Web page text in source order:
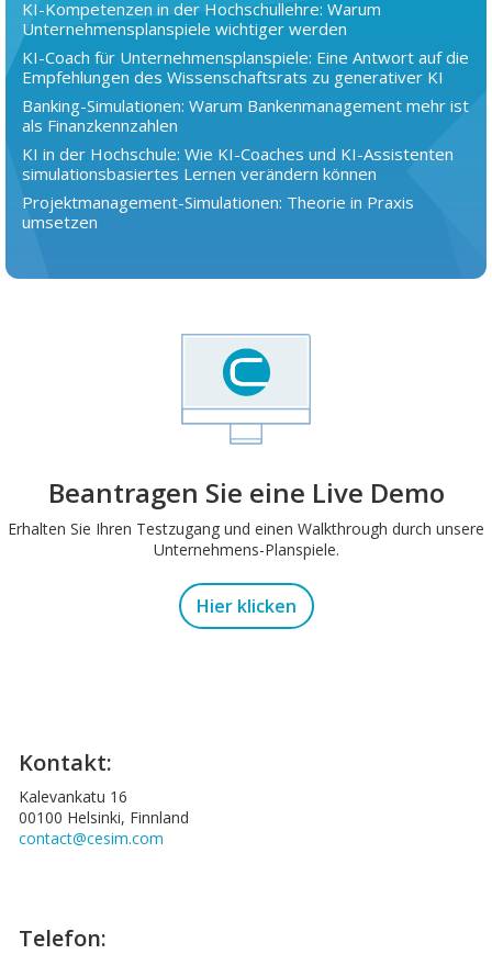
KI-Kompetenzen in der Hochschullehre: Warum
Unternehmensplanspiele wichtiger werden
KI-Coach für Unternehmensplanspiele: Eine Antwort auf die
Empfehlungen des Wissenschaftsrats zu generativer KI
Banking-Simulationen: Warum Bankenmanagement mehr ist
als Finanzkennzahlen
KI in der Hochschule: Wie KI-Coaches und KI-Assistenten
simulationsbasiertes Lernen verändern können
Projektmanagement-Simulationen: Theorie in Praxis
umsetzen
Beantragen Sie eine Live Demo
Erhalten Sie Ihren Testzugang und einen Walkthrough durch unsere
Unternehmens-Planspiele.
Hier klicken
Kontakt:
Kalevankatu 16
00100 Helsinki, Finnland
contact@cesim.com
Telefon: